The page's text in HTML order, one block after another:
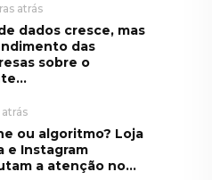
atrás
dados cresce, mas
das
sobre o
ou algoritmo? Loja
e Instagram
a atenção no...